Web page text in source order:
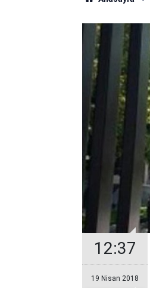
12:37
19 Nisan 2018